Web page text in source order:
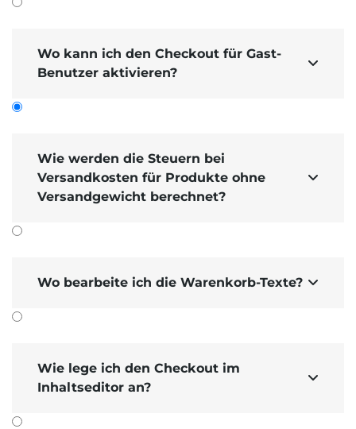
Wo kann ich den Checkout für Gast-
Benutzer aktivieren?

Wie werden die Steuern bei
Versandkosten für Produkte ohne
Versandgewicht berechnet?

Erweiterung können Sie im Backendbei
bei den Versand­kosten richtig berechnet
werden. In unserem System wird für die
Wo bearbeite ich die Warenkorb-Texte? 
Wie lege ich den Checkout im
Inhaltseditor an?
